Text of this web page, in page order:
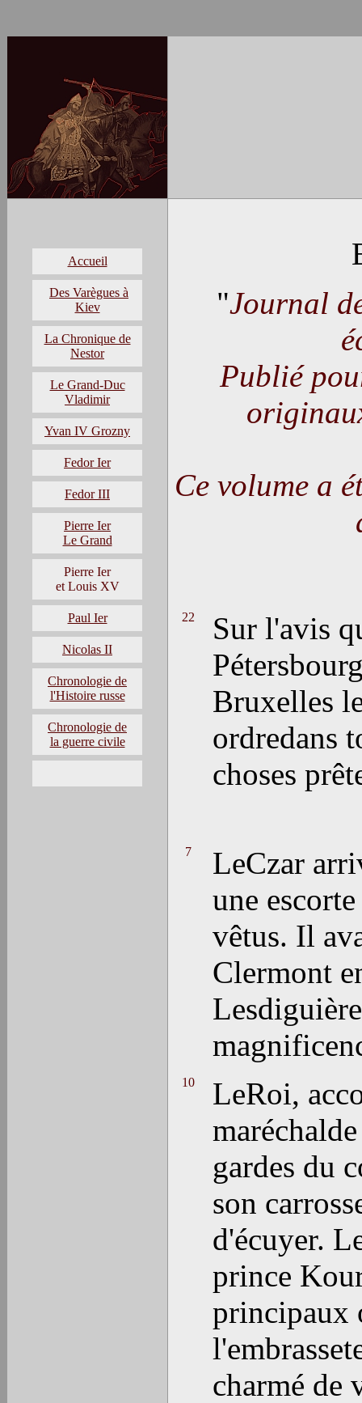
Accueil
Des Varègues à
Kiev
La Chronique de
Nestor
Le Grand-Duc
Vladimir
Yvan IV Grozny
Fedor Ier
Fedor III
Pierre Ier
Le Grand
Pierre Ier
et Louis XV
Paul Ier
Nicolas II
Chronologie de
l'Histoire russe
Chronologie de
la guerre civile
"Journal
Publié
Ce volume a
22
Sur l'avis
Bruxelles
ordredans
choses
7
LeCzar
une
vêtus. Il
Clermont
10
LeRoi,
gardes du
son
d'écuyer.
prince
principaux
charmé de